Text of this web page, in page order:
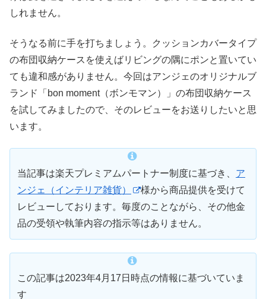
しれません。
そうなる前に手を打ちましょう。クッションカバータイプ
の布団収納ケースを使えばリビングの隅にポンと置いてい
ても違和感がありません。今回はアンジェのオリジナルブ
ランド「bon moment（ボンモマン）」の布団収納ケース
を試してみましたので、そのレビューをお送りしたいと思
います。
当記事は楽天プレミアムパートナー制度に基づき、 ア
ンジェ（インテリア雑貨）
様から商品提供を受けて
レビューしております。毎度のことながら、その他金
品の受領や執筆内容の指示等はありません。
この記事は2023年4月17日時点の情報に基づいていま
す